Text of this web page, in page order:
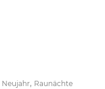
Neujahr, Raunächte